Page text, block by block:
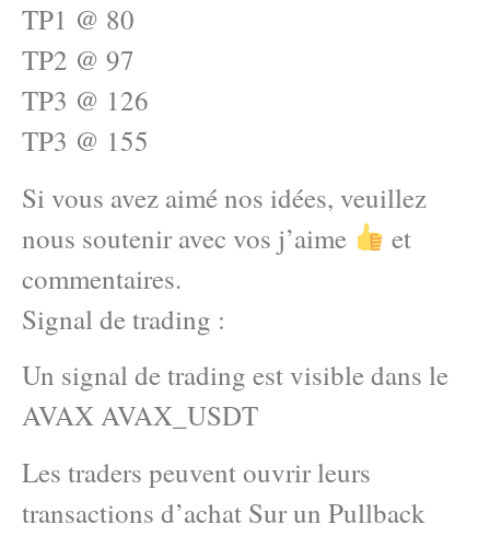
TP1 @ 80
TP2 @ 97
TP3 @ 126
TP3 @ 155
Si vous avez aimé nos idées, veuillez
nous soutenir avec vos j’aime
et
commentaires.
Signal de trading :
Un signal de trading est visible dans le
AVAX AVAX_USDT
Les traders peuvent ouvrir leurs
transactions d’achat Sur un Pullback